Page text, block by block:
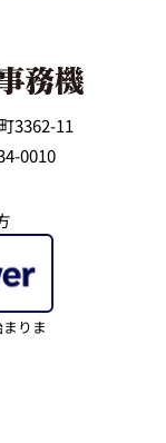
3362-11
0010
りま